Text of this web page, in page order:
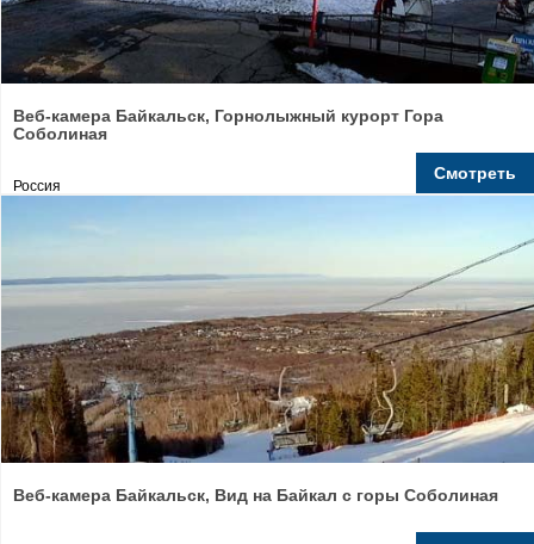
Веб-камера Байкальск, Горнолыжный курорт Гора
Соболиная
Россия
Смотреть
Веб-камера Байкальск, Вид на Байкал с горы Соболиная